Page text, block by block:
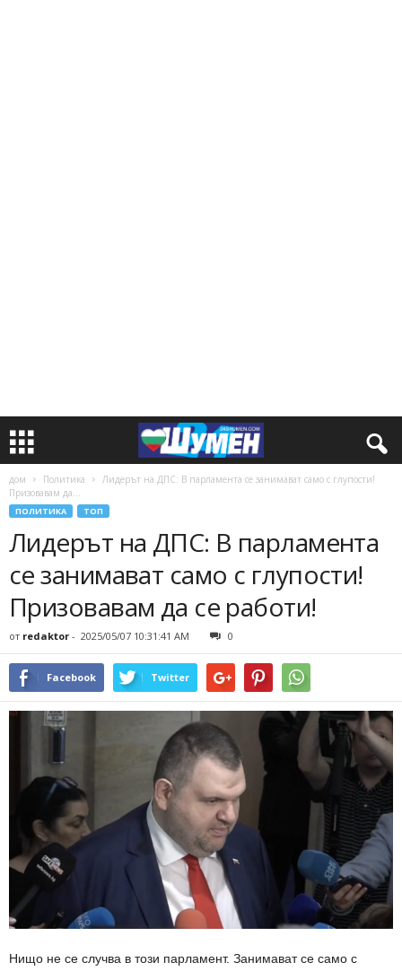
дом Политика
Лидерът на ДПС: В парламента се занимават само с глупости!
Призовавам да...
ПОЛИТИКА ТОП
Лидерът на ДПС: В парламента
се занимават само с глупости!
Призовавам да се работи!
от redaktor - 2025/05/07 10:31:41 AM 0
Facebook Twitter
Нищо не се случва в този парламент. Занимават се само с